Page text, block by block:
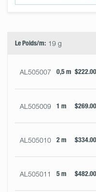
Le Poids/m: 19 g
AL505007 0,5 m $222.00
AL505009 1 m $269.00
AL505010 2 m $334.00
AL505011 5 m $482.00